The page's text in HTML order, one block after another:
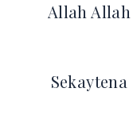
Allah Allah
Sekaytena